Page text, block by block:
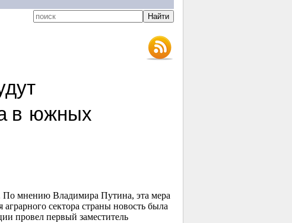
в южных
По мнению Владимира Путина, эта мера
сектора страны новость была
провел первый заместитель